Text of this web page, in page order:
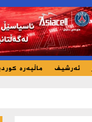
ئەرشیف ماڵپەرە